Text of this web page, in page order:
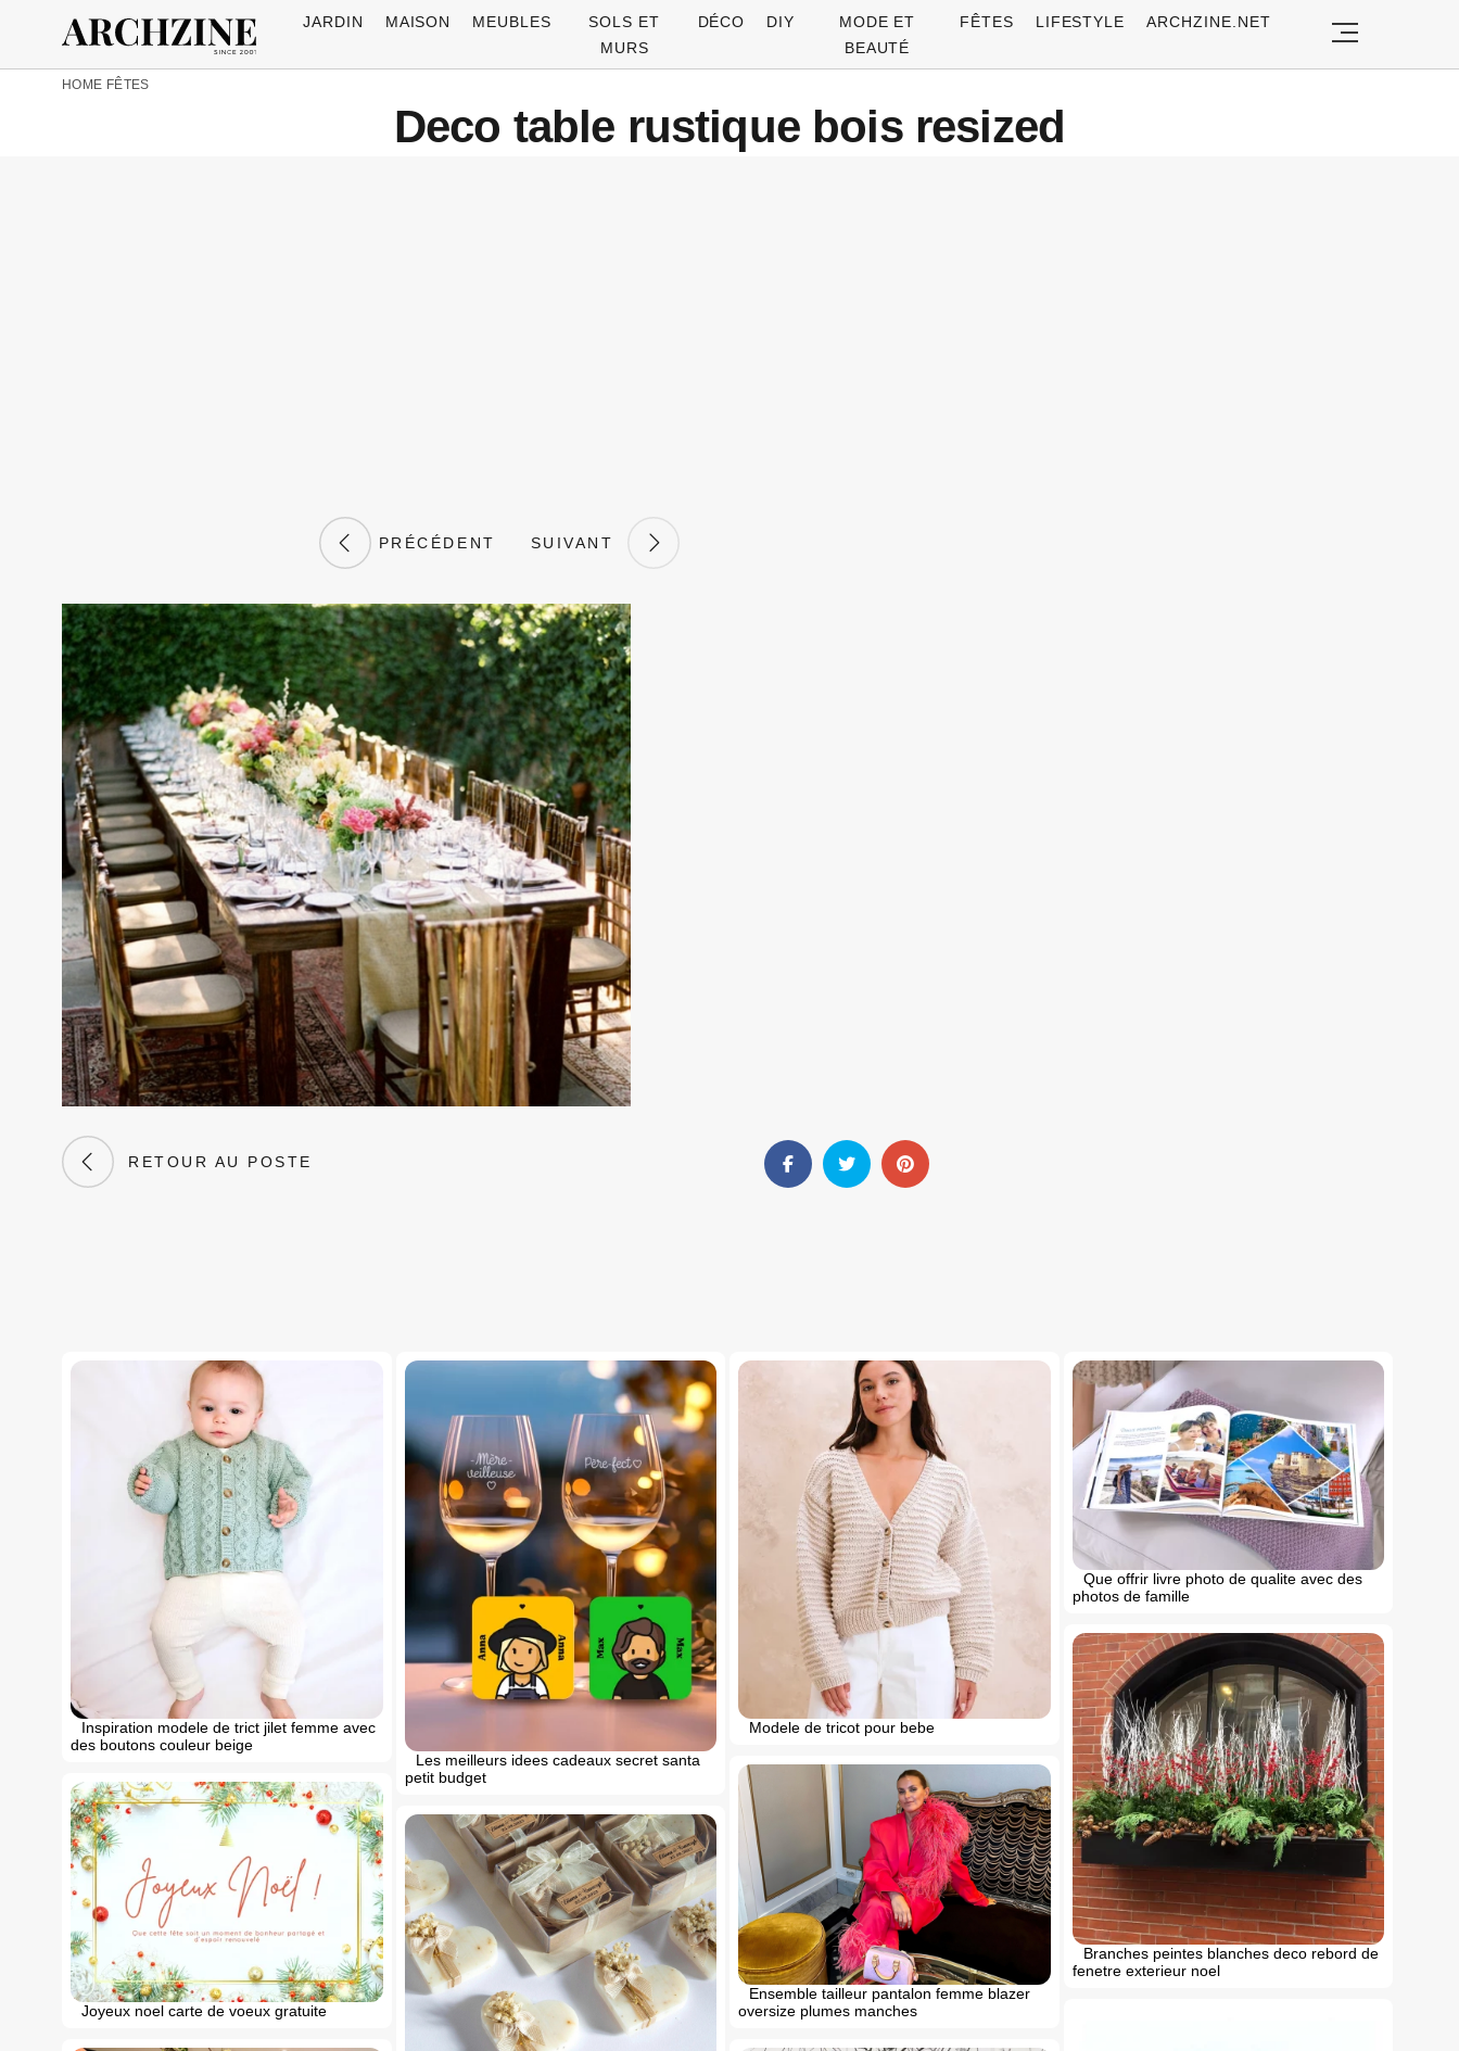
JARDIN MAISON MEUBLES
SOLS ET
MURS
DÉCO DIY
MODE ET
BEAUTÉ
FÊTES LIFESTYLE ARCHZINE.NET
HOME FÊTES
Deco table rustique bois resized
PRÉCÉDENT SUIVANT
RETOUR AU POSTE
Inspiration modele de trict jilet femme avec
des boutons couleur beige
Les meilleurs idees cadeaux secret santa
petit budget
Modele de tricot pour bebe
Que offrir livre photo de qualite avec des
photos de famille
Branches peintes blanches deco rebord de
fenetre exterieur noel
Ensemble tailleur pantalon femme blazer
oversize plumes manches
Joyeux noel carte de voeux gratuite